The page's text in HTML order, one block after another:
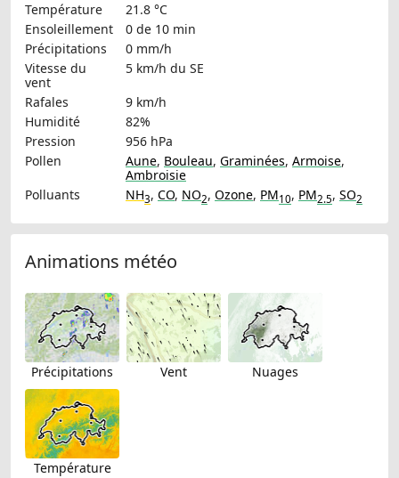
Température
21.8 °C
Ensoleillement
0 de 10 min
Précipitations
0 mm/h
Vitesse du
vent
5 km/h du SE
Rafales
9 km/h
Humidité
82%
Pression
956 hPa
Pollen
Aune, Bouleau, Graminées, Armoise,
Ambroisie
Polluants
NH3, CO, NO2, Ozone, PM10, PM2.5, SO2
Animations météo
Précipitations Vent Nuages
Température